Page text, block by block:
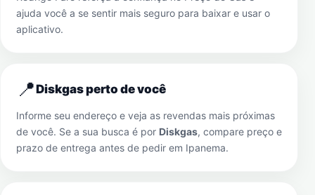
ajuda você a se sentir mais seguro para baixar e usar o
aplicativo.
📍Diskgas perto de você
Informe seu endereço e veja as revendas mais próximas
de você. Se a sua busca é por Diskgas, compare preço e
prazo de entrega antes de pedir em Ipanema.